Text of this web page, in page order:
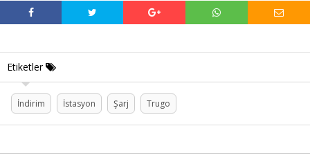
Etiketler
İndirim İstasyon Şarj Trugo